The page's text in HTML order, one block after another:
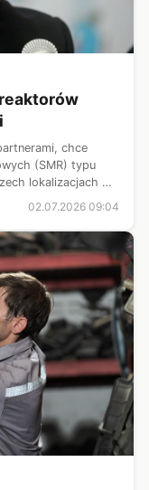
chce
(SMR) typu
lokalizacjach w
02.07.2026 09:04